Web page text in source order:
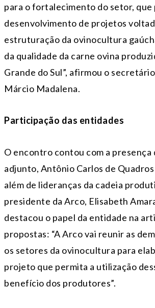
para o fortalecimento do setor,
desenvolvimento de projetos
estruturação da ovinocultura
da qualidade da carne ovina
Grande do Sul”, afirmou o
Márcio Madalena.
Participação das entidades
O encontro contou com a
adjunto, Antônio Carlos de
além de lideranças da cadeia
presidente da Arco, Elisabeth
destacou o papel da entidade na
propostas: “A Arco vai reunir as
os setores da ovinocultura para
projeto que permita a utilização
benefício dos produtores”.